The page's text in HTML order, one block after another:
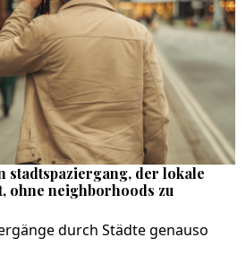
stadtspaziergang, der lokale
ohne neighborhoods zu
durch Städte genauso